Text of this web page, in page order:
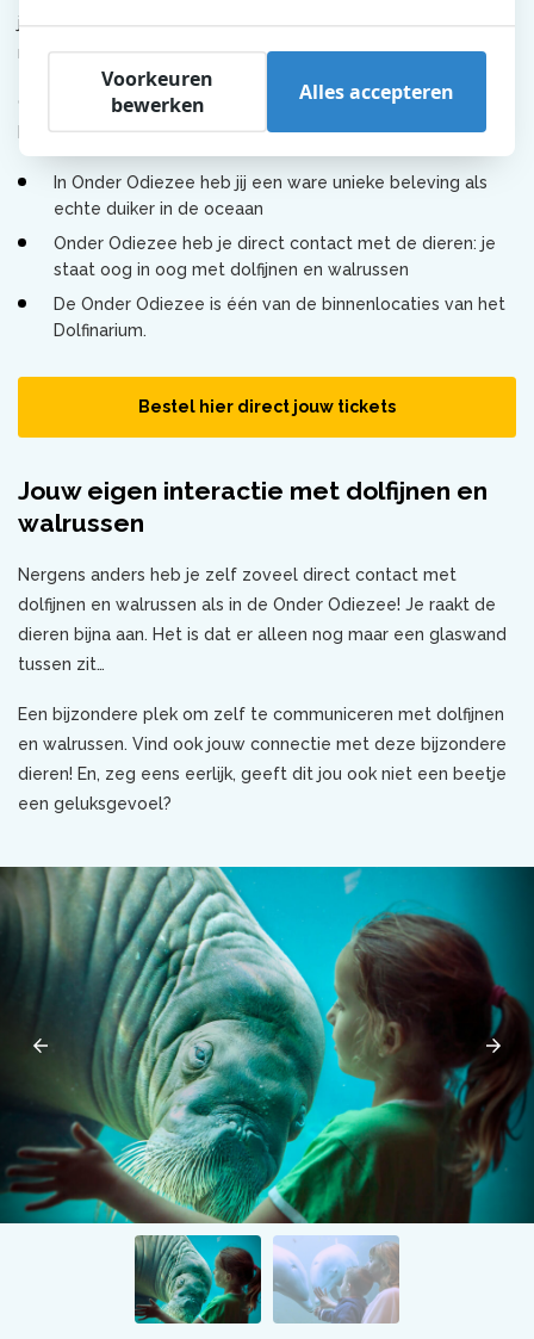
je bent nog niet klaar, want daar zwemt een walrus op zijn
rug. Wat fascinerend allemaal.
Onder Odiezee is een must tijdens jouw bezoek aan het
Dolfinarium:
In Onder Odiezee heb jij een ware unieke beleving als
echte duiker in de oceaan
Onder Odiezee heb je direct contact met de dieren: je
staat oog in oog met dolfijnen en walrussen
De Onder Odiezee is één van de binnenlocaties van het
Dolfinarium.
Bestel hier direct jouw tickets
Jouw eigen interactie met dolfijnen en
walrussen
Nergens anders heb je zelf zoveel direct contact met
dolfijnen en walrussen als in de Onder Odiezee! Je raakt de
dieren bijna aan. Het is dat er alleen nog maar een glaswand
tussen zit…
Een bijzondere plek om zelf te communiceren met dolfijnen
en walrussen. Vind ook jouw connectie met deze bijzondere
dieren! En, zeg eens eerlijk, geeft dit jou ook niet een beetje
een geluksgevoel?
Voorkeuren
bewerken
Alles accepteren